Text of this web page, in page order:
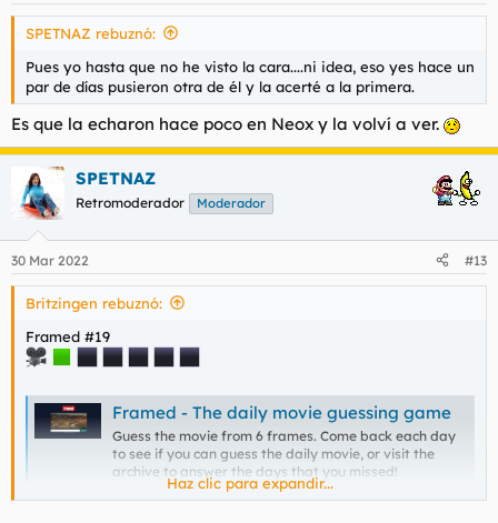
SPETNAZ rebuznó:
Pues yo hasta que no he visto la cara....ni idea, eso yes hace un
par de días pusieron otra de él y la acerté a la primera.
Es que la echaron hace poco en Neox y la volví a ver.
SPETNAZ
Retromoderador Moderador
30 Mar 2022 #13
Britzingen rebuznó:
Framed #19
Framed - The daily movie guessing game
Guess the movie from 6 frames. Come back each day
to see if you can guess the daily movie, or visit the
archive to answer the days that you missed!
framed.wtf
Haz clic para expandir...